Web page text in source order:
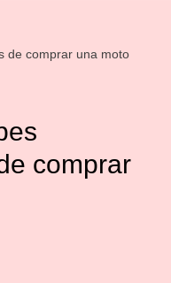
de comprar una moto
comprar